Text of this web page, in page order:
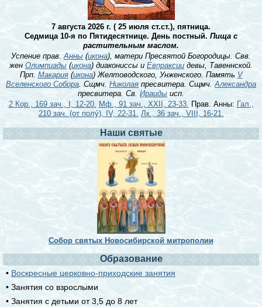
7 августа 2026 г. ( 25 июля ст.ст.), пятница.
Седмица 10-я по Пятидесятнице. День постный. Пища с
растительным маслом.
Успение прав.Анны (икона), матери Пресвятой Богородицы. Свв.
жен Олимпиады (икона) диакониссы и Евпраксии девы, Тавеннской.
Прп.Макария(икона) Желтоводского, Унженского. Память V
Вселенского Собора. Сщмч. Николая пресвитера. Сщмч.Александра
пресвитера. Св. Ираидыисп.
2 Кор., 169 зач., I, 12-20. Мф., 91 зач., XXII, 23-33. Прав. Анны: Гал.,
210 зач. (от полу́), IV, 22-31. Лк., 36 зач., VIII, 16-21.
Наши святые
Собор святых Новосибирской митрополии
Образование
• Воскресные церковно-приходские занятия
• Занятия со взрослыми
• Занятия с детьми от 3,5 до 8 лет